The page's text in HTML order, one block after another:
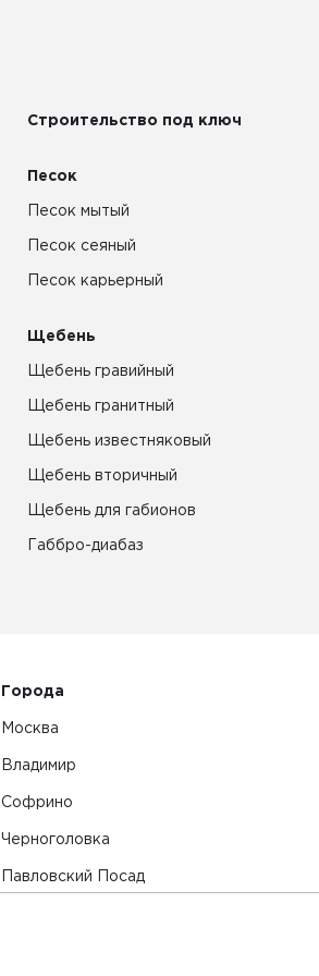
Строительство под ключ
Песок
Песок мытый
Песок сеяный
Песок карьерный
Щебень
Щебень гравийный
Щебень гранитный
Щебень известняковый
Щебень вторичный
Щебень для габионов
Габбро-диабаз
Города
Москва
Владимир
Софрино
Черноголовка
Павловский Посад